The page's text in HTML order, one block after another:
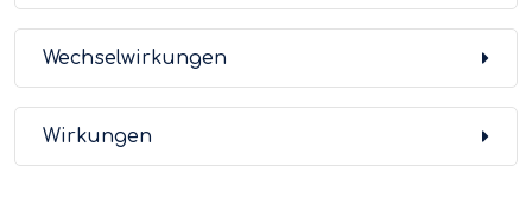
Wechselwirkungen
Wirkungen